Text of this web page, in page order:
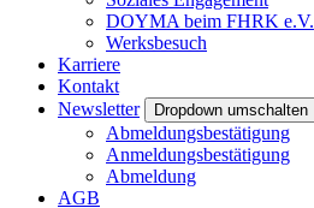
DOYMA beim FHRK e.V.
Werksbesuch
Karriere
Kontakt
Newsletter
Dropdown umschalten
Abmeldungsbestätigung
Anmeldungsbestätigung
Abmeldung
AGB